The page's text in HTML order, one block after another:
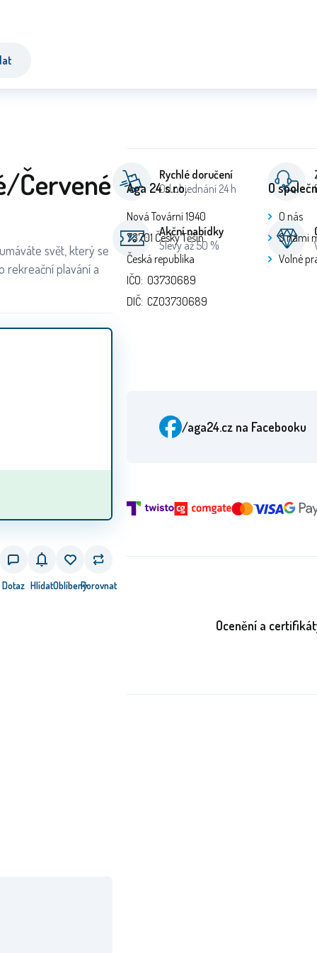
Červené
svět, který se
rekreační plavání a
Dotaz HlídatOblíbenýPorovnat
Rychlé doručení
Od objednání 24 h
Akční nabídky
Slevy až 50 %
Aga 24 s.r.o.
Nová Tovární 1940
73701 Český Těšín
Česká republika
IČO: 03730689
DIČ: CZ03730689
O
O nás
S námi
Volné
/aga24.cz na Facebooku
Ocenění a